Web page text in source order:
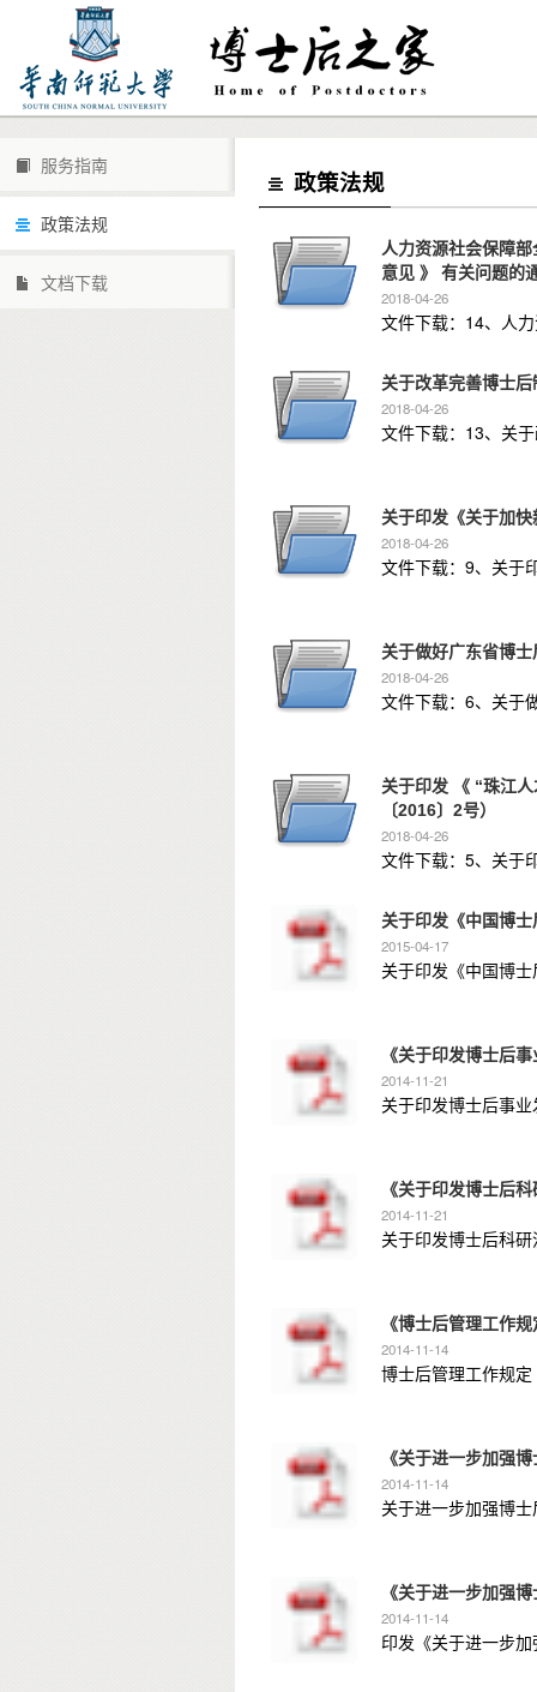
服务指南
政策法规
文档下载
政策法规
人力资源社会保障
意见 》 有关问题的
2018-04-26
关于改革完善博士
2018-04-26
文件下载：13、关
关于印发《关于加
2018-04-26
关于做好广东省博
2018-04-26
文件下载：6、关于
关于印发 《 “珠江
〔2016〕2号）
2018-04-26
关于印发《中国博
2015-04-17
关于印发《中国博
《关于印发博士后
2014-11-21
关于印发博士后事
《关于印发博士后
2014-11-21
关于印发博士后科
《博士后管理工作
2014-11-14
博士后管理工作规
《关于进一步加强
2014-11-14
关于进一步加强博
《关于进一步加强
2014-11-14